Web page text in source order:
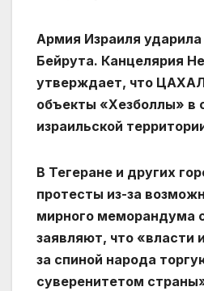
Армия Израиля
Бейрута. Канцелярия
утверждает, что
объекты «Хезболлы» в
израильской
В Тегеране и других
протесты из-за
мирного меморандума
заявляют, что «власти
за спиной народа
суверенитетом